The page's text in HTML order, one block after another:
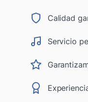
Calidad
Servicio